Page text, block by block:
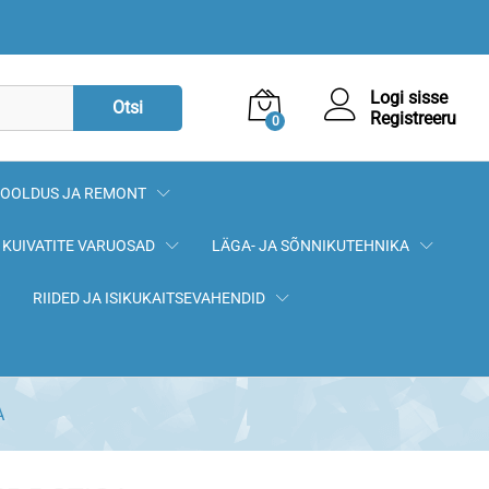
Otsi
0
Logi sisse
Registreeru
JA REMONT
KUIVATITE VARUOSAD LÄGA- JA SÕNNIKUTEHNIKA
RIIDED JA ISIKUKAITSEVAHENDID